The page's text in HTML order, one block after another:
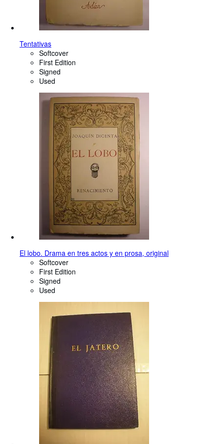
Tentativas
Softcover
First Edition
Signed
Used
El lobo. Drama en tres actos y en prosa, original
Softcover
First Edition
Signed
Used